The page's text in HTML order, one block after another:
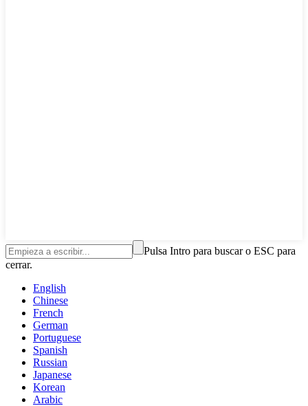
Pulsa Intro para buscar o ESC para
cerrar.
English
Chinese
French
German
Portuguese
Spanish
Russian
Japanese
Korean
Arabic